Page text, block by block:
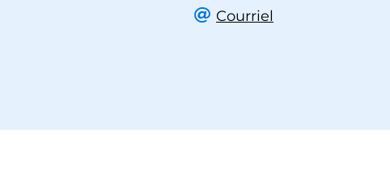
Courriel